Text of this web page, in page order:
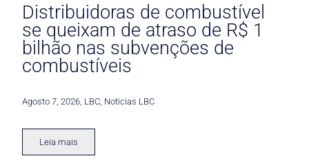
Distribuidoras de combustível
se queixam de atraso de R$ 1
bilhão nas subvenções de
combustíveis
Agosto 7, 2026 LBC Noticias LBC
Leia mais